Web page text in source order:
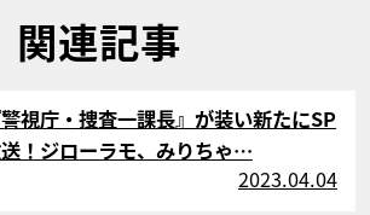
関連記事
警視庁・捜査一課長』が装い新たにSP
！ジローラモ、みりちゃ…
2023.04.04